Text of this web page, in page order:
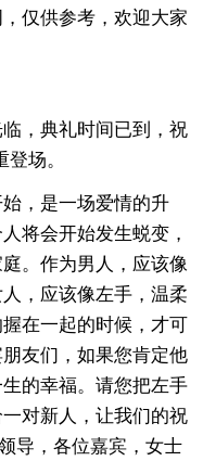
仅供参考，欢迎大家
，典礼时间已到，祝
场。
始，是一场爱情的升
将会开始发生蜕变，
。作为男人，应该像
，应该像左手，温柔
在一起的时候，才可
友们，如果您肯定他
的幸福。请您把左手
对新人，让我们的祝
导，各位嘉宾，女士